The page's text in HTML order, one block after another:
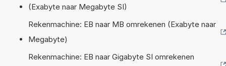
(Exabyte naar Megabyte SI)
Rekenmachine: EB naar MB omrekenen (Exabyte naar
Megabyte)
Rekenmachine: EB naar Gigabyte SI omrekenen